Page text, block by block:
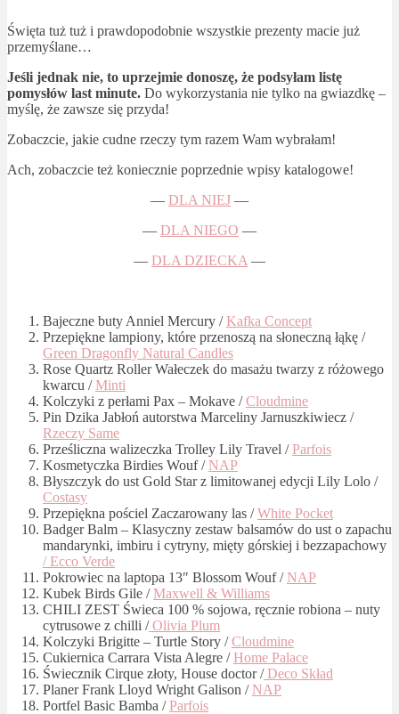
Święta tuż tuż i prawdopodobnie wszystkie prezenty macie już
przemyślane…
Jeśli jednak nie, to uprzejmie donoszę, że podsyłam listę
pomysłów last minute. Do wykorzystania nie tylko na gwiazdkę –
myślę, że zawsze się przyda!
Zobaczcie, jakie cudne rzeczy tym razem Wam wybrałam!
Ach, zobaczcie też koniecznie poprzednie wpisy katalogowe!
— DLA NIEJ —
— DLA NIEGO —
— DLA DZIECKA —
Bajeczne buty Anniel Mercury /Kafka Concept
Przepiękne lampiony, które przenoszą na słoneczną łąkę /
Green Dragonfly Natural Candles
Rose Quartz Roller Wałeczek do masażu twarzy z różowego
kwarcu /Minti
Kolczyki z perłami Pax – Mokave /Cloudmine
Pin Dzika Jabłoń autorstwa Marceliny Jarnuszkiwiecz /
Rzeczy Same
Prześliczna walizeczka Trolley Lily Travel /Parfois
Kosmetyczka Birdies Wouf /NAP
Błyszczyk do ust Gold Star z limitowanej edycji Lily Lolo /
Costasy
Przepiękna pościel Zaczarowany las /White Pocket
Badger Balm – Klasyczny zestaw balsamów do ust o zapachu
mandarynki, imbiru i cytryny, mięty górskiej i bezzapachowy
/ Ecco Verde
Pokrowiec na laptopa 13″ Blossom Wouf /NAP
Kubek Birds Gile /Maxwell & Williams
CHILI ZEST Świeca 100 % sojowa, ręcznie robiona – nuty
cytrusowe z chilli /Olivia Plum
Kolczyki Brigitte – Turtle Story /Cloudmine
Cukiernica Carrara Vista Alegre /Home Palace
Świecznik Cirque złoty, House doctor /Deco Skład
Planer Frank Lloyd Wright Galison /NAP
Portfel Basic Bamba /Parfois